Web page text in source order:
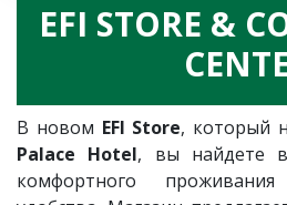
EFI STORE &
В новом EFI Store, который
Palace Hotel, вы найдете
комфортного